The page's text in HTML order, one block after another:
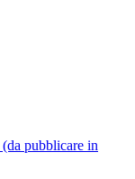
pubblicare in